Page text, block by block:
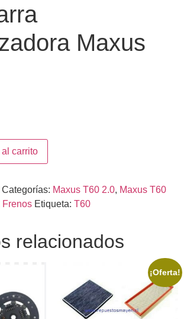
Maxus
carrito
Categorías: Maxus T60 2.0, Maxus T60
Frenos Etiqueta: T60
relacionados
¡Oferta!